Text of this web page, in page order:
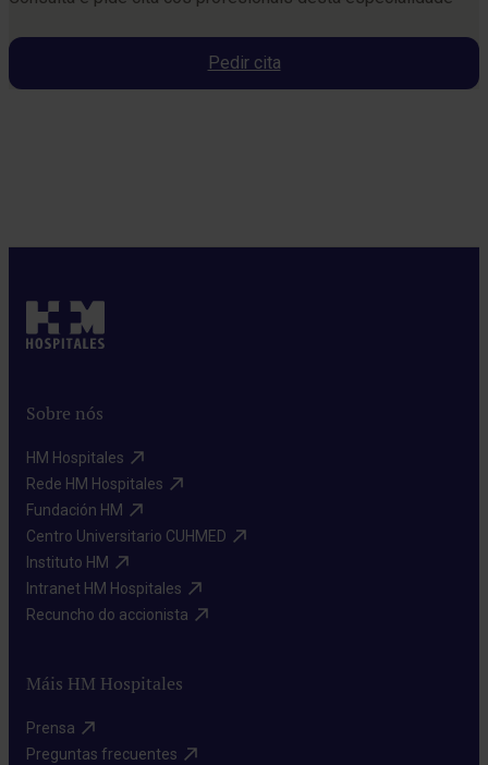
Pedir cita
Sobre nós
HM Hospitales​
Rede HM Hospitales​
Fundación HM​
Centro Universitario CUHMED​
Instituto HM​
Intranet HM Hospitales​
Recuncho do accionista​
Máis HM Hospitales
Prensa​
Preguntas frecuentes​